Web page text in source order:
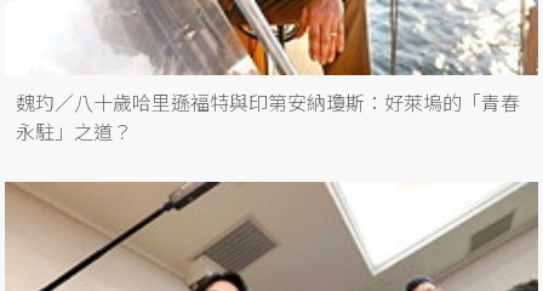
魏玓／八十歲哈里遜福特與印第安納瓊斯：好萊塢的「青春
永駐」之道？